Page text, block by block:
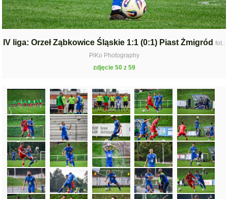
IV liga: Orzeł Ząbkowice Śląskie 1:1 (0:1) Piast Żmigród fot.:
PiKo Photography
zdjęcie 50 z 59